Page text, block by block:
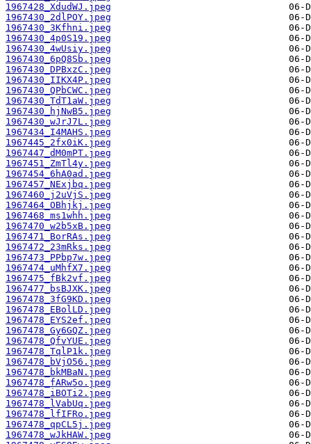
1967428_XdudWJ.jpeg
1967430_2dlPOY.jpeg
1967430_3Kfhni.jpeg
1967430_4p0S19.jpeg
1967430_4wUsiy.jpeg
1967430_6pQ8Sb.jpeg
1967430_DPBxzC.jpeg
1967430_IIKX4P.jpeg
1967430_QPbCWC.jpeg
1967430_TdT1aW.jpeg
1967430_hjNwB5.jpeg
1967430_wJrJ7L.jpeg
1967434_I4MAHS.jpeg
1967445_2fx0iK.jpeg
1967447_dM0mPT.jpeg
1967451_ZmTl4y.jpeg
1967454_6hA0ad.jpeg
1967457_NExjbq.jpeg
1967460_j2uVjS.jpeg
1967464_OBhjkj.jpeg
1967468_ms1whh.jpeg
1967470_w2b5xB.jpeg
1967471_BorRAs.jpeg
1967472_23mRks.jpeg
1967473_PPbp7w.jpeg
1967474_uMhfX7.jpeg
1967475_fBk2vf.jpeg
1967477_bsBJXK.jpeg
1967478_3fG9KD.jpeg
1967478_EBolLD.jpeg
1967478_EYS2ef.jpeg
1967478_Gy6GQZ.jpeg
1967478_QfvYUE.jpeg
1967478_TqlP1k.jpeg
1967478_bVjO56.jpeg
1967478_bkMBaN.jpeg
1967478_fARw5o.jpeg
1967478_iBOTi2.jpeg
1967478_lVabUq.jpeg
1967478_lfIFRo.jpeg
1967478_qpCL5j.jpeg
1967478_wJkHAW.jpeg